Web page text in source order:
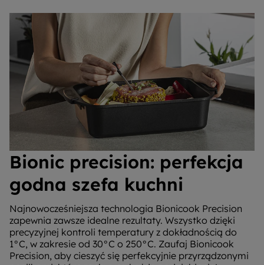
Bionic precision: perfekcja
godna szefa kuchni
Najnowocześniejsza technologia Bionicook Precision
zapewnia zawsze idealne rezultaty. Wszystko dzięki
precyzyjnej kontroli temperatury z dokładnością do
1°C, w zakresie od 30°C o 250°C. Zaufaj Bionicook
Precision, aby cieszyć się perfekcyjnie przyrządzonymi